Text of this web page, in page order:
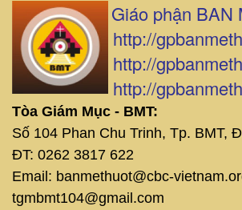
Giáo phận BAN
http://
http://
http://
Tòa Giám Mục - BMT:
Số 104 Phan Chu Trinh, Tp. BMT,
ĐT: 0262 3817 622
Email: banmethuot@cbc-
tgmbmt104@gmail.com